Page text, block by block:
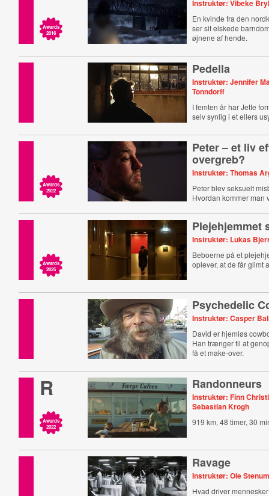
Awards
2016
Instruktør: Vibeke
En kvinde fra den
ser sit elskede
øjnene af hende.
Pedella
Instruktør: Jennifer
Tonndorff
I femten år har Jette
selv synlig i et ellers
Awards
2022
Peter – et liv
overgreb?
Instruktør: Thomas
Peter blev seksuelt
Hvordan kommer man
Awards
2025
Plejehjemmet
Instruktør: Lukas
Beboerne på et
oplever, at de får glimt
Psychedelic
Instruktør: Casper
David er hjemløs
Han trænger til at
få et make-over.
R
Awards
2022
Randonneurs
Instruktør: Finn
Sebastian Krogh
919 km, 48 timer, 30
Ravage
Instruktør: Ole
Hvad driver